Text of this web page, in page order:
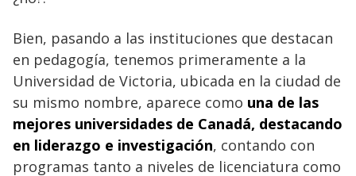
Bien, pasando a las instituciones que destacan
en pedagogía, tenemos primeramente a la
Universidad de Victoria, ubicada en la ciudad de
su mismo nombre, aparece como una de las
mejores universidades de Canadá, destacando
en liderazgo e investigación, contando con
programas tanto a niveles de licenciatura como